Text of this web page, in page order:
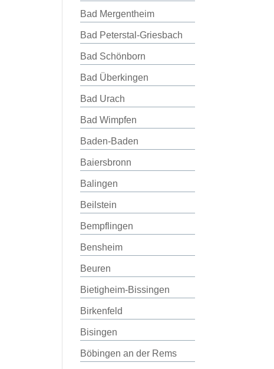
Bad Mergentheim
Bad Peterstal-Griesbach
Bad Schönborn
Bad Überkingen
Bad Urach
Bad Wimpfen
Baden-Baden
Baiersbronn
Balingen
Beilstein
Bempflingen
Bensheim
Beuren
Bietigheim-Bissingen
Birkenfeld
Bisingen
Böbingen an der Rems